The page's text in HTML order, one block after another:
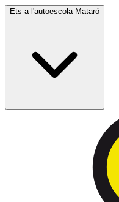
Ets a l'autoescola Mataró